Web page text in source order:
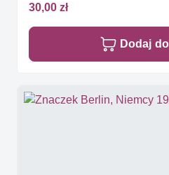
30,00 zł
Dodaj